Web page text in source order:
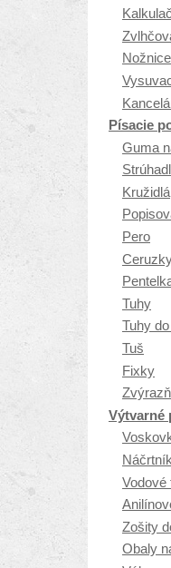
Nožnice
Písacie
Guma
Kružidlá
Pero
Tuhy
Tuhy
Tuš
Fixky
Výtvarné
Náčrtník
Vodové
Zošity
Obaly